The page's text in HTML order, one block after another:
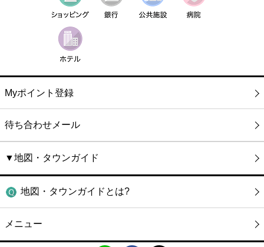
Myポイント登録
待ち合わせメール
▼地図・タウンガイド
地図・タウンガイドとは?
メニュー